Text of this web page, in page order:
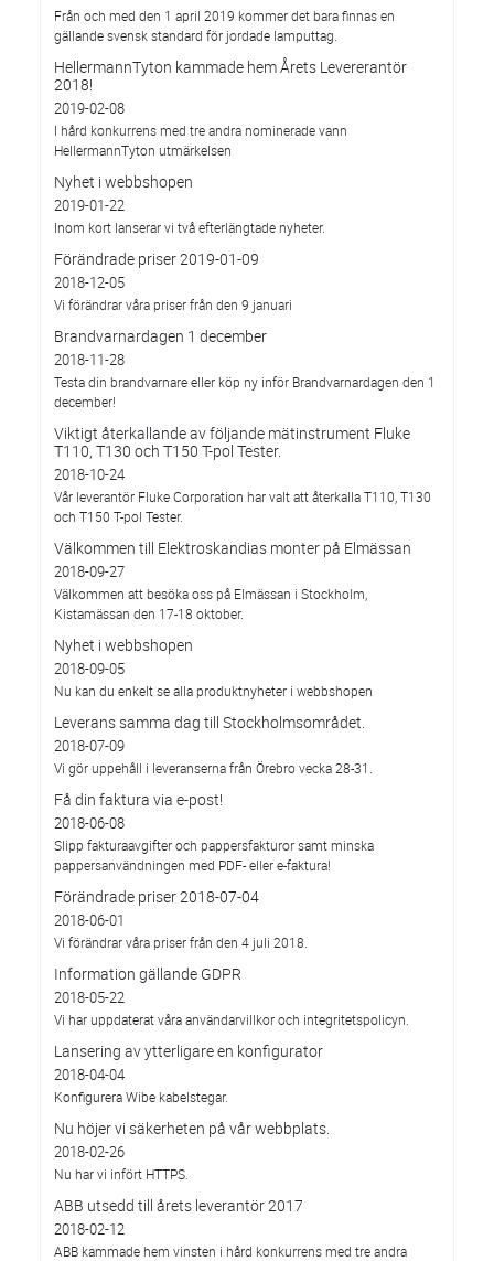
Från och med den 1 april 2019 kommer det bara finnas en
gällande svensk standard för jordade lamputtag.
HellermannTyton kammade hem Årets Levererantör
2018!
2019-02-08
I hård konkurrens med tre andra nominerade vann
HellermannTyton utmärkelsen
Nyhet i webbshopen
2019-01-22
Inom kort lanserar vi två efterlängtade nyheter.
Förändrade priser 2019-01-09
2018-12-05
Vi förändrar våra priser från den 9 januari
Brandvarnardagen 1 december
2018-11-28
Testa din brandvarnare eller köp ny inför Brandvarnardagen den 1
december!
Viktigt återkallande av följande mätinstrument Fluke
T110, T130 och T150 T-pol Tester.
2018-10-24
Vår leverantör Fluke Corporation har valt att återkalla T110, T130
och T150 T-pol Tester.
Välkommen till Elektroskandias monter på Elmässan
2018-09-27
Välkommen att besöka oss på Elmässan i Stockholm,
Kistamässan den 17-18 oktober.
Nyhet i webbshopen
2018-09-05
Nu kan du enkelt se alla produktnyheter i webbshopen
Leverans samma dag till Stockholmsområdet.
2018-07-09
Vi gör uppehåll i leveranserna från Örebro vecka 28-31.
Få din faktura via e-post!
2018-06-08
Slipp fakturaavgifter och pappersfakturor samt minska
pappersanvändningen med PDF- eller e-faktura!
Förändrade priser 2018-07-04
2018-06-01
Vi förändrar våra priser från den 4 juli 2018.
Information gällande GDPR
2018-05-22
Vi har uppdaterat våra användarvillkor och integritetspolicyn.
Lansering av ytterligare en konfigurator
2018-04-04
Konfigurera Wibe kabelstegar.
Nu höjer vi säkerheten på vår webbplats.
2018-02-26
Nu har vi infört HTTPS.
ABB utsedd till årets leverantör 2017
2018-02-12
ABB kammade hem vinsten i hård konkurrens med tre andra